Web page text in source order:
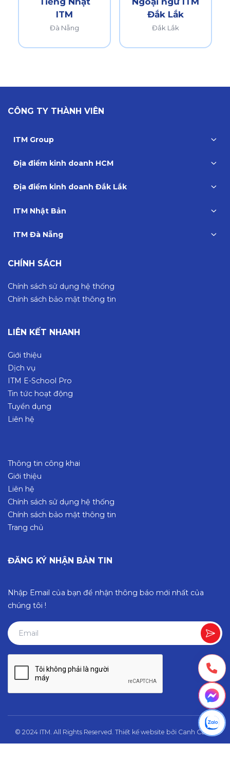
ITM
Đà Nẵng
Đắk Lắk
Đắk Lắk
CÔNG TY THÀNH VIÊN
ITM Group
Địa điểm kinh doanh HCM
Địa điểm kinh doanh Đắk Lắk
ITM Nhật Bản
ITM Đà Nẵng
CHÍNH SÁCH
Chính sách sử dụng hệ thống
Chính sách bảo mật thông tin
LIÊN KẾT NHANH
Giới thiệu
Dịch vụ
ITM E-School Pro
Tin tức hoạt động
Tuyển dụng
Liên hệ
Thông tin công khai
Giới thiệu
Liên hệ
Chính sách sử dụng hệ thống
Chính sách bảo mật thông tin
Trang chủ
ĐĂNG KÝ NHẬN BẢN TIN
Nhập Email của bạn để nhận thông báo mới nhất của
chúng tôi !
© 2024 ITM. All Rights Reserved. Thiết kế website bởi Canh Cam.